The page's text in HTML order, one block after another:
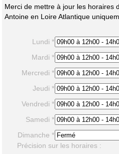
Merci de mettre à jour les horaires
Antoine en Loire Atlantique
Lundi *
Mardi *
Mercredi *
Jeudi *
Vendredi *
Samedi *
Dimanche *
Précision sur les horaires :